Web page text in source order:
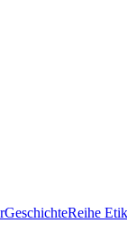
GeschichteReihe